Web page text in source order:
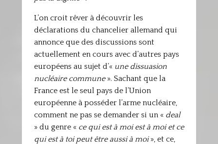
L’on croit rêver à découvrir les
déclarations du chancelier allemand qui
annonce que des discussions sont
actuellement en cours avec d’autres pays
européens au sujet d’« une dissuasion
nucléaire commune». Sachant que la
France est le seul pays de l’Union
européenne à posséder l’arme nucléaire,
comment ne pas se demander si un « deal
» du genre « ce qui est à moi est à moi et ce
qui est à toi peut être aussi à moi», et ce,